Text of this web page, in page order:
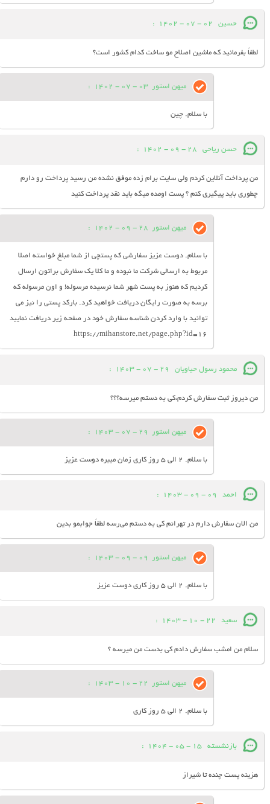
حسین 02 - 07 - 1402
:
لطفاً بفرمائید که ماشین اصلاح مو ساخت کدام کشور است؟
میهن استور 03 - 07 - 1402
:
با سلام. چین
حسن ریاحی 28 - 09 - 1402
:
من پرداخت آنلاین کردم ولی سایت برام زده موفق نشده من رسید پرداخت رو دارم
چطوری باید پیگیری کنم ؟ پست اومده میگه باید نقد پرداخت کنید
میهن استور 28 - 09 - 1402
:
با سلام. دوست عزیز سفارشی که پستچی از شما مبلغ خواسته اصلا
مربوط به ارسالی شرکت ما نبوده و ما کلا یک سفارش براتون ارسال
کردیم که هنوز به پست شهر شما نرسیده مرسوله! و اون مرسوله که
برسه به صورت رایگان دریافت خواهید کرد. بارکد پستی را نیز می
توانید با وارد کردن شناسه سفارش خود در صفحه زیر دریافت نمایید
https://mihanstore.net/page.php?id=16
محمود رسول حیاویان 29 - 07 - 1403
:
من دیروز ثبت سفارش کردم،کی به دستم میرسه؟؟؟
میهن استور 29 - 07 - 1403
:
با سلام. 2 الی 5 روز کاری زمان میبره دوست عزیز
احمد 09 - 09 - 1403
:
من الان سفارش دارم در تهرانم کی به دستم می‌رسه لطفاً جوابمو بدین
میهن استور 09 - 09 - 1403
:
با سلام. 2 الی 5 روز کاری دوست عزیز
سعید 22 - 10 - 1403
:
سلام من امشب سفارش دادم کی بدست من میرسه ؟
میهن استور 22 - 10 - 1403
:
با سلام. 2 الی 5 روز کاری
بازنشسته 15 - 05 - 1404
:
هزینه پست چنده تا شیراز